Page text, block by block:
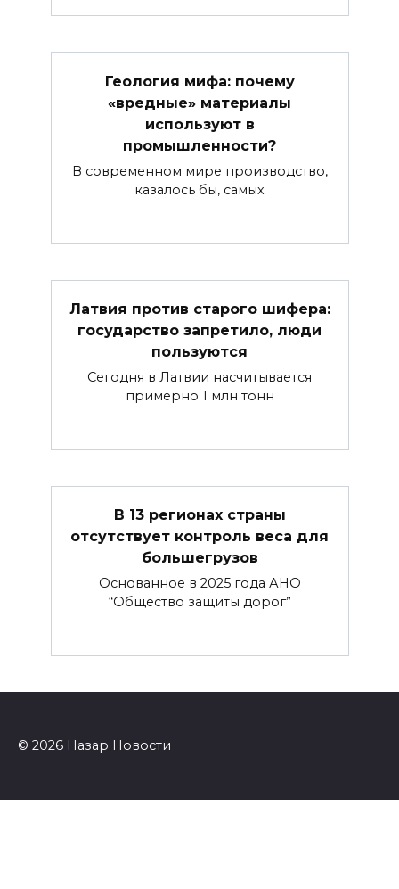
Геология мифа: почему
«вредные» материалы
используют в
промышленности?
В современном мире производство,
казалось бы, самых
Латвия против старого шифера:
государство запретило, люди
пользуются
Сегодня в Латвии насчитывается
примерно 1 млн тонн
В 13 регионах страны
отсутствует контроль веса для
большегрузов
Основанное в 2025 года АНО
“Общество защиты дорог”
© 2026 Назар Новости